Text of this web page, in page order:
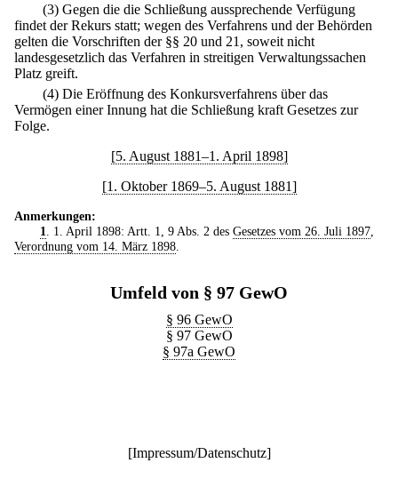
(3) Gegen die die Schließung aussprechende Verfügung
findet der Rekurs statt; wegen des Verfahrens und der Behörden
gelten die Vorschriften der §§ 20 und 21, soweit nicht
landesgesetzlich das Verfahren in streitigen Verwaltungssachen
Platz greift.
(4) Die Eröffnung des Konkursverfahrens über das
Vermögen einer Innung hat die Schließung kraft Gesetzes zur
Folge.
[5. August 1881–1. April 1898]
[1. Oktober 1869–5. August 1881]
Anmerkungen:
1
. 1. April 1898: Artt. 1, 9 Abs. 2 des Gesetzes vom 26. Juli 1897,
Verordnung vom 14. März 1898
Umfeld von § 97 GewO
§ 96 GewO
§ 97 GewO
§ 97a GewO
[Impressum/Datenschutz]